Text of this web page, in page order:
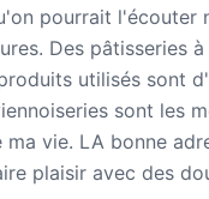
pourrait l'écouter
Des pâtisseries
utilisés sont
sont les
ma vie. LA bonne
plaisir avec des